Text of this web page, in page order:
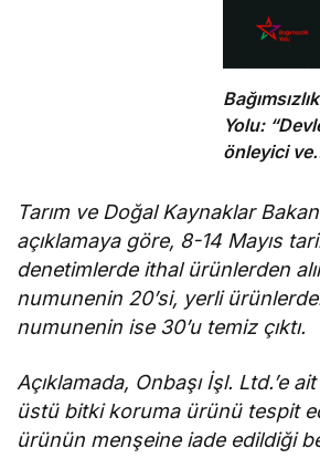
şehitler
törenle anıldı
Bağımsızlık
Yolu:
önleyici ve
yerine
getirmeli”
Tarım ve Doğal Kaynaklar
açıklamaya göre, 8-14 Mayıs
denetimlerde ithal ürünlerden
numunenin 20’si, yerli
numunenin ise 30’u temiz çıktı.
Açıklamada, Onbaşı İşl. Ltd.’e
üstü bitki koruma ürünü tespit
ürünün menşeine iade edildiği